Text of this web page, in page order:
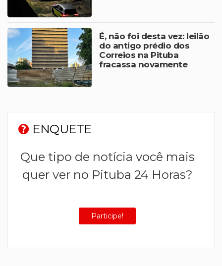
É, não foi desta vez: leilão
do antigo prédio dos
Correios na Pituba
fracassa novamente
ENQUETE
Que tipo de notícia você mais
quer ver no Pituba 24 Horas?
Participe!